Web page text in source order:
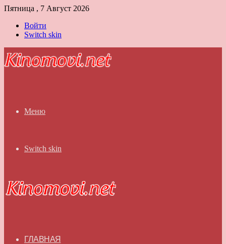
Пятница , 7 Август 2026
Войти
Switch skin
Меню
Switch skin
ГЛАВНАЯ